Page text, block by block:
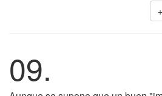
09.